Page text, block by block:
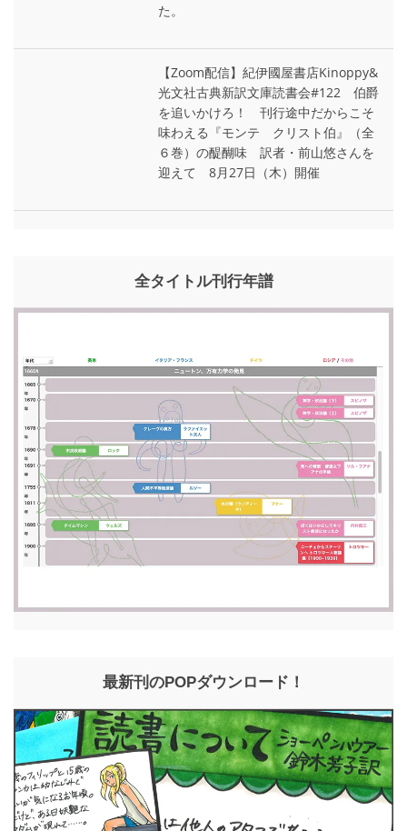
た。
【Zoom配信】紀伊國屋書店Kinoppy&
光文社古典新訳文庫読書会#122 伯爵
を追いかけろ！ 刊行途中だからこそ
味わえる『モンテ゠クリスト伯』（全
６巻）の醍醐味 訳者・前山悠さんを
迎えて 8月27日（木）開催
全タイトル刊行年譜
最新刊のPOPダウンロード！